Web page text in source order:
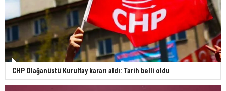
CHP Olağanüstü Kurultay kararı aldı: Tarih belli oldu